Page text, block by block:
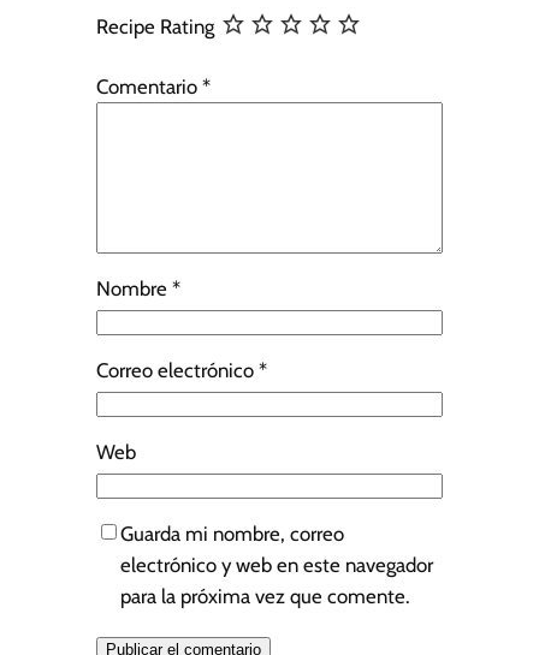
Recipe Rating
Comentario *
Nombre *
Correo electrónico *
Web
Guarda mi nombre, correo
electrónico y web en este navegador
para la próxima vez que comente.